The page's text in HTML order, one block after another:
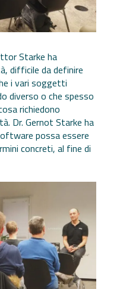
Starke ha
difficile da definire
i vari soggetti
diverso o che spesso
richiedono
Dr. Gernot Starke ha
possa essere
concreti, al fine di